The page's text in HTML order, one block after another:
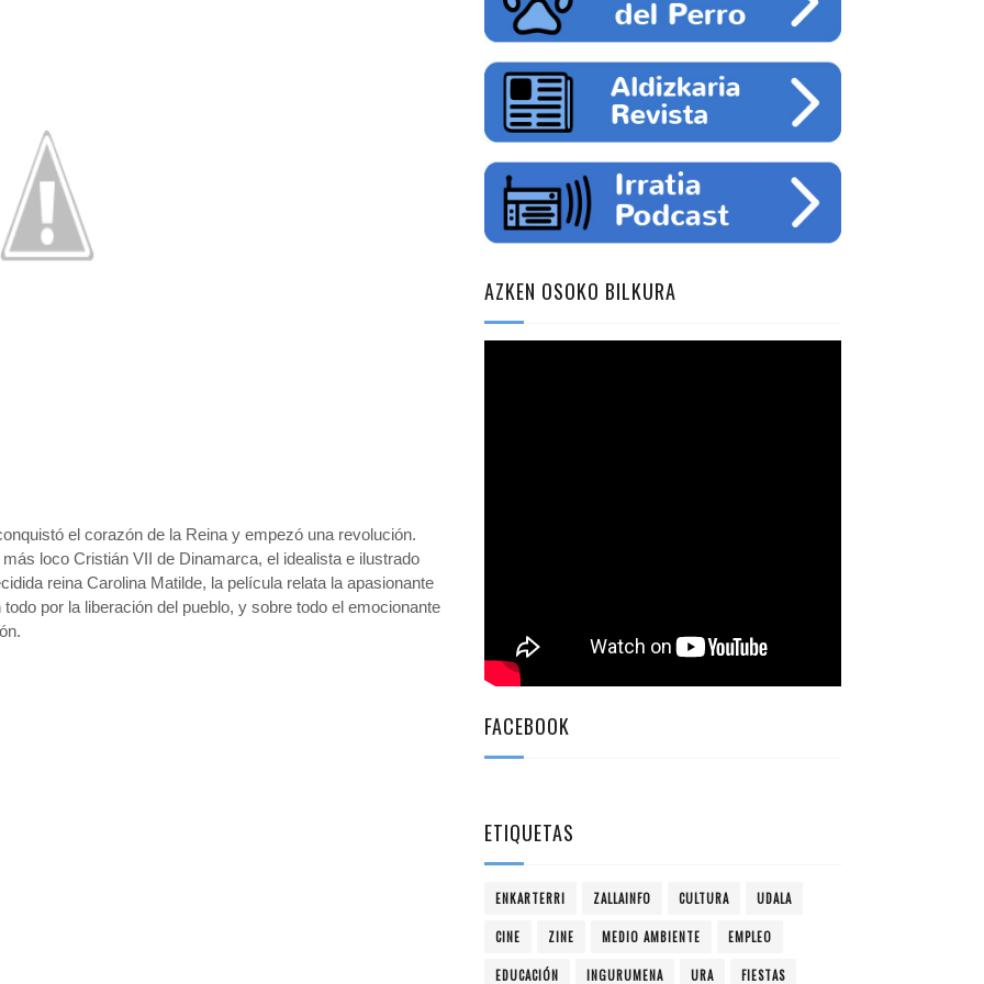
el corazón de la Reina y empezó una revolución.
loco Cristián VII de Dinamarca, el idealista e ilustrado
reina Carolina Matilde, la película relata la apasionante
por la liberación del pueblo, y sobre todo el emocionante
AZKEN OSOKO BILKURA
FACEBOOK
ETIQUETAS
ENKARTERRI ZALLAINFO CULTURA UDALA
CINE ZINE MEDIO AMBIENTE EMPLEO
EDUCACIÓN INGURUMENA URA FIESTAS